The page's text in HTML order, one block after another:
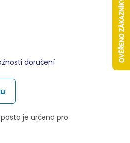
doručení
je určena pro